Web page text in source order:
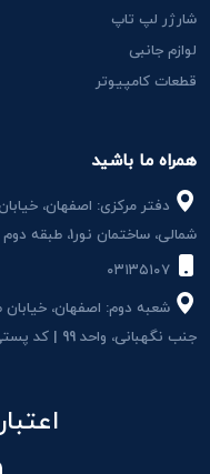
همراه ما باشید
دفتر مرکزی: اصفهان،
شمالی، ساختمان نور1، طبقه دوم | کد پستی: 8135945463
شعبه دوم: اصفهان، خیابان
جنب نگهبانی، واحد 99 | کد پستی: 8135944176
شارژر لپ تاپ
لوازم جانبی
قطعات کامپیوتر